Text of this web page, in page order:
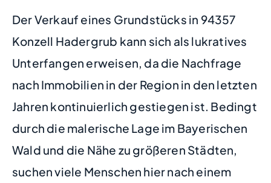
Der Verkauf eines Grundstücks in 94357
Konzell Hadergrub kann sich als lukratives
Unterfangen erweisen, da die Nachfrage
nach Immobilien in der Region in den letzten
Jahren kontinuierlich gestiegen ist. Bedingt
durch die malerische Lage im Bayerischen
Wald und die Nähe zu größeren Städten,
suchen viele Menschen hier nach einem